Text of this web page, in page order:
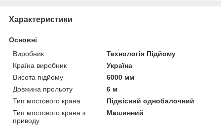
Характеристики
Основні
Виробник
Технологія Підйому
Країна виробник
Україна
Висота підйому
6000 мм
Довжина прольоту
6 м
Тип мостового крана
Підвісний однобалочний
Тип мостового крана з
приводу
Машинний